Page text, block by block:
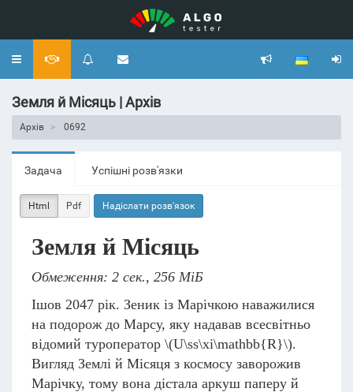
Toggle
Земля й Місяць | Архів
Архів 0692
Задача Успішні розв'язки
Html Pdf Надіслати розв'язок
Земля й Місяць
Обмеження: 2 сек., 256 МіБ
Ішов 2047 рік. Зеник із Марічкою наважилися
на подорож до Марсу, яку надавав всесвітньо
відомий туроператор \(U\ss\xi\mathbb{R}\).
Вигляд Землі й Місяця з космосу заворожив
Марічку, тому вона дістала аркуш паперу й